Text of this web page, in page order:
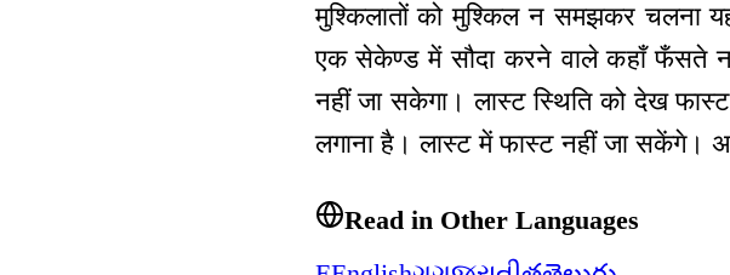
मुश्किलातों को मुश्किल न समझकर चलना
एक सेकेण्ड में सौदा करने वाले कहाँ फँसते
नहीं जा सकेगा। लास्ट स्थिति को देख
लगाना है। लास्ट में फास्ट नहीं जा सकेंगे।
Read in Other Languages